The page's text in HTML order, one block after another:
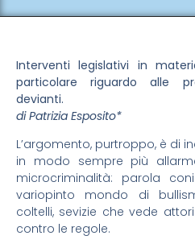
Interventi legislativi in
particolare riguardo alle
devianti.
di Patrizia Esposito*
L’argomento, purtroppo, è di
in modo sempre più
microcriminalità: parola
variopinto mondo di
coltelli, sevizie che vede
contro le regole.